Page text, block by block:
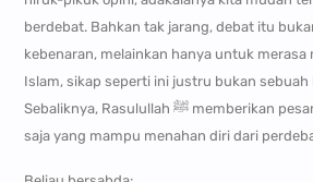
berdebat. Bahkan tak jarang, debat itu
kebenaran, melainkan hanya untuk merasa
Islam, sikap seperti ini justru bukan sebuah
Sebaliknya, Rasulullah ﷺ memberikan pesan luar biasa bagi siapa
saja yang mampu menahan diri dari